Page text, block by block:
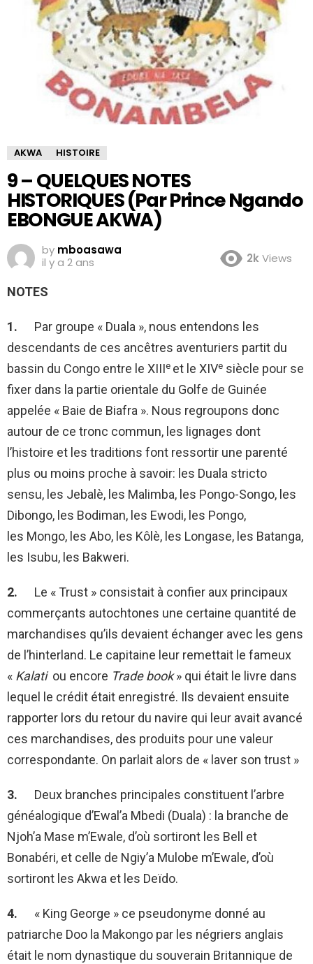
AKWA HISTOIRE
9 – QUELQUES NOTES
HISTORIQUES (Par Prince Ngando
EBONGUE AKWA)
by mboasawa
il y a 2 ans
2kViews
NOTES
1. Par groupe « Duala », nous entendons les
descendants de ces ancêtres aventuriers partit du
bassin du Congo entre le XIIIe et le XIVe siècle pour se
fixer dans la partie orientale du Golfe de Guinée
appelée « Baie de Biafra ». Nous regroupons donc
autour de ce tronc commun, les lignages dont
l’histoire et les traditions font ressortir une parenté
plus ou moins proche à savoir: les Duala stricto
sensu, les Jebalè, les Malimba, les Pongo-Songo, les
Dibongo, les Bodiman, les Ewodi, les Pongo,
les Mongo, les Abo, les Kôlè, les Longase, les Batanga,
les Isubu, les Bakweri.
2. Le « Trust » consistait à confier aux principaux
commerçants autochtones une certaine quantité de
marchandises qu’ils devaient échanger avec les gens
de l’hinterland. Le capitaine leur remettait le fameux
« Kalatiou encore Trade book» qui était le livre dans
lequel le crédit était enregistré. Ils devaient ensuite
rapporter lors du retour du navire qui leur avait avancé
ces marchandises, des produits pour une valeur
correspondante. On parlait alors de « laver son trust »
3. Deux branches principales constituent l’arbre
généalogique d’Ewal’a Mbedi (Duala) : la branche de
Njoh’a Mase m’Ewale, d’où sortiront les Bell et
Bonabéri, et celle de Ngiy’a Mulobe m’Ewale, d’où
sortiront les Akwa et les Deïdo.
4. « King George » ce pseudonyme donné au
patriarche Doo la Makongo par les négriers anglais
était le nom dynastique du souverain Britannique de